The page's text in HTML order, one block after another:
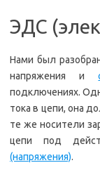
ЭДС
Нами был
напряжения и
подключениях.
тока в цепи, она
те же носители
цепи под
(напряжения).